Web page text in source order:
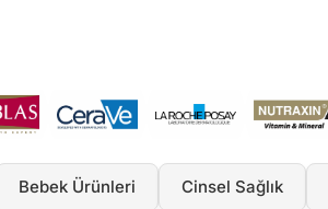
Bebek Ürünleri Cinsel Sağlık